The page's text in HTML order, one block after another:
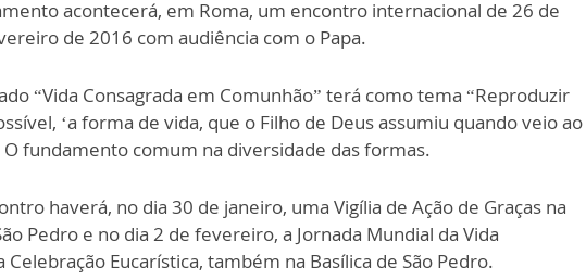
acontecerá, em Roma, um encontro internacional de 26 de
de 2016 com audiência com o Papa.
“Vida Consagrada em Comunhão” terá como tema “Reproduzir
‘a forma de vida, que o Filho de Deus assumiu quando veio ao
O fundamento comum na diversidade das formas.
haverá, no dia 30 de janeiro, uma Vigília de Ação de Graças na
Pedro e no dia 2 de fevereiro, a Jornada Mundial da Vida
Celebração Eucarística, também na Basílica de São Pedro.